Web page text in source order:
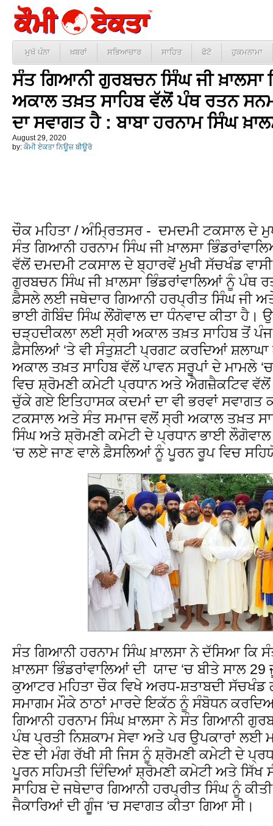
ਮੁਖੱ ਪੰਨਾ ਖ਼ਬਰਾਂ ਸਭਿਆਚਾਰ ਸਾਹਿਤ ਫੋਟੋ ਹੁਕਮਨਾਮਾ
ਸੰਤ ਗਿਆਨੀ ਗੁਰਬਚਨ ਸਿੰਘ ਜੀ ਖ਼ਾਲਸਾ
ਅਕਾਲ ਤਖ਼ਤ ਸਾਹਿਬ ਵੱਲੋਂ ਪੰਥ ਰਤਨ
ਦਾ ਸਵਾਗਤ ਹੈ : ਬਾਬਾ ਹਰਨਾਮ ਸਿੰਘ
August 29, 2020
by: ਕੌਮੀ ਏਕਤਾ ਨਿਊਜ਼ ਬੀਊਰੋ
ਚੌਕ ਮਹਿਤਾ / ਅੰਮ੍ਰਿਤਸਰ - ਦਮਦਮੀ ਟਕਸਾਲ ਦੇ
ਸੰਤ ਗਿਆਨੀ ਹਰਨਾਮ ਸਿੰਘ ਜੀ ਖ਼ਾਲਸਾ
ਵੱਲੋਂ ਦਮਦਮੀ ਟਕਸਾਲ ਦੇ ਬ੍ਹਾਰਵੇਂ ਮੁਖੀ ਸੱਚਖੰਡ
ਗੁਰਬਚਨ ਸਿੰਘ ਜੀ ਖ਼ਾਲਸਾ ਭਿੰਡਰਾਂਵਾਲਿਆਂ ਨੂੰ ਪੰਥ
ਫ਼ੈਸਲੇ ਲਈ ਜਥੇਦਾਰ ਗਿਆਨੀ ਹਰਪ੍ਰੀਤ ਸਿੰਘ ਜੀ
ਭਾਈ ਗੋਬਿੰਦ ਸਿੰਘ ਲੌਂਗੋਵਾਲ ਦਾ ਧੰਨਵਾਦ ਕੀਤਾ ਹੈ।
ਚੜ੍ਹਦੀਕਲਾ ਲਈ ਸ੍ਰੀ ਅਕਾਲ ਤਖ਼ਤ ਸਾਹਿਬ ਤੋਂ
ਫ਼ੈਸਲਿਆਂ ‘ਤੇ ਵੀ ਸੰਤੁਸ਼ਟੀ ਪ੍ਰਗਟ ਕਰਦਿਆਂ ਸ਼ਲਾਘਾ
ਅਕਾਲ ਤਖ਼ਤ ਸਾਹਿਬ ਵੱਲੋਂ ਪਾਵਨ ਸਰੂਪਾਂ ਦੇ ਮਾਮਲੇ
ਵਿਚ ਸ਼੍ਰੋਮਣੀ ਕਮੇਟੀ ਪ੍ਰਧਾਨ ਅਤੇ ਐਗਜ਼ੈਕਟਿਵ
ਚੁੱਕੇ ਗਏ ਇਤਿਹਾਸਕ ਕਦਮਾਂ ਦਾ ਵੀ ਭਰਵਾਂ ਸਵਾਗਤ
ਟਕਸਾਲ ਅਤੇ ਸੰਤ ਸਮਾਜ ਵਲੋਂ ਸ੍ਰੀ ਅਕਾਲ ਤਖ਼ਤ
ਸਿੰਘ ਅਤੇ ਸ਼੍ਰੋਮਣੀ ਕਮੇਟੀ ਦੇ ਪ੍ਰਧਾਨ ਭਾਈ ਲੌਗੋਵਾਲ
‘ਚ ਲਏ ਜਾਣ ਵਾਲੇ ਫ਼ੈਸਲਿਆਂ ਨੂੰ ਪੂਰਨ ਰੂਪ ਵਿਚ
ਸੰਤ ਗਿਆਨੀ ਹਰਨਾਮ ਸਿੰਘ ਖ਼ਾਲਸਾ ਨੇ ਦੱਸਿਆ ਕਿ
ਖ਼ਾਲਸਾ ਭਿੰਡਰਾਂਵਾਲਿਆਂ ਦੀ ਯਾਦ ‘ਚ ਬੀਤੇ ਸਾਲ
ਕੁਆਟਰ ਮਹਿਤਾ ਚੌਕ ਵਿਖੇ ਅਰਧ-ਸ਼ਤਾਬਦੀ ਸੱਚਖੰਡ
ਸਮਾਗਮ ਮੌਕੇ ਠਾਠਾਂ ਮਾਰਦੇ ਇਕੱਠ ਨੂੰ ਸੰਬੋਧਨ
ਗਿਆਨੀ ਹਰਨਾਮ ਸਿੰਘ ਖ਼ਾਲਸਾ ਨੇ ਸੰਤ ਗਿਆਨੀ
ਪੰਥ ਪ੍ਰਤੀ ਨਿਸ਼ਕਾਮ ਸੇਵਾ ਅਤੇ ਪਰ ਉਪਕਾਰਾਂ ਲਈ
ਦੇਣ ਦੀ ਮੰਗ ਰੱਖੀ ਸੀ ਜਿਸ ਨੂੰ ਸ਼੍ਰੋਮਣੀ ਕਮੇਟੀ ਦੇ
ਪੂਰਨ ਸਹਿਮਤੀ ਦਿੰਦਿਆਂ ਸ਼੍ਰੋਮਣੀ ਕਮੇਟੀ ਅਤੇ
ਸਾਹਿਬ ਦੇ ਜਥੇਦਾਰ ਗਿਆਨੀ ਹਰਪ੍ਰੀਤ ਸਿੰਘ ਨੂੰ
ਜੈਕਾਰਿਆਂ ਦੀ ਗੂੰਜ ‘ਚ ਸਵਾਗਤ ਕੀਤਾ ਗਿਆ ਸੀ।